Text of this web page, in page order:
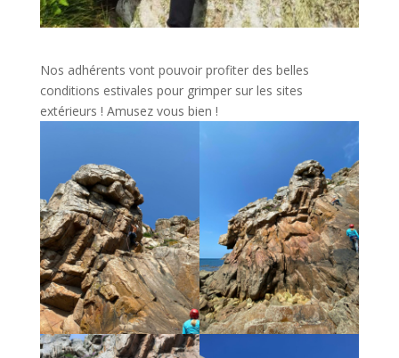
Nos adhérents vont pouvoir profiter des belles
conditions estivales pour grimper sur les sites
extérieurs ! Amusez vous bien !